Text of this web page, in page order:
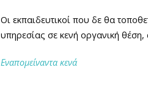
Οι εκπαιδευτικοί που δε θα
υπηρεσίας σε κενή οργανική
Εναπομείναντα κενά